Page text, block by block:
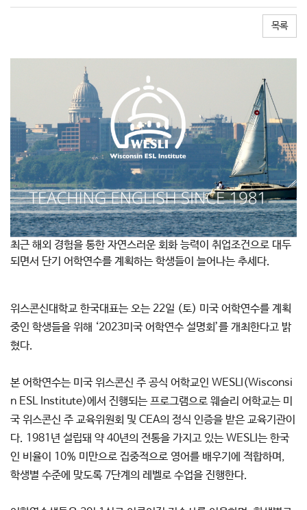
목록
최근 해외 경험을 통한 자연스러운 회화 능력이 취업조건으로 대두
되면서 단기 어학연수를 계획하는 학생들이 늘어나는 추세다.
위스콘신대학교 한국대표는 오는 22일 (토) 미국 어학연수를 계획
중인 학생들을 위해 ‘2023미국 어학연수 설명회’를 개최한다고 밝
혔다.
본 어학연수는 미국 위스콘신 주 공식 어학교인 WESLI(Wisconsi
n ESL Institute)에서 진행되는 프로그램으로 웨슬리 어학교는 미
국 위스콘신 주 교육위원회 및 CEA의 정식 인증을 받은 교육기관이
다. 1981년 설립돼 약 40년의 전통을 가지고 있는 WESLI는 한국
인 비율이 10% 미만으로 집중적으로 영어를 배우기에 적합하며,
학생별 수준에 맞도록 7단계의 레벨로 수업을 진행한다.